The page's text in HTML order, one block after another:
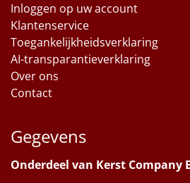
Inloggen op uw account
Klantenservice
Toegankelijkheidsverklaring
AI-transparantieverklaring
Over ons
Contact
Gegevens
Onderdeel van Kerst Company